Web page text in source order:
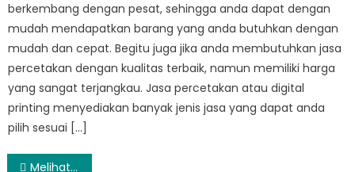
berkembang dengan pesat, sehingga anda dapat dengan
mudah mendapatkan barang yang anda butuhkan dengan
mudah dan cepat. Begitu juga jika anda membutuhkan jasa
percetakan dengan kualitas terbaik, namun memiliki harga
yang sangat terjangkau. Jasa percetakan atau digital
printing menyediakan banyak jenis jasa yang dapat anda
pilih sesuai […]
Melihata Tanda – tanda Kesiapan Anak Belajar Menghitung